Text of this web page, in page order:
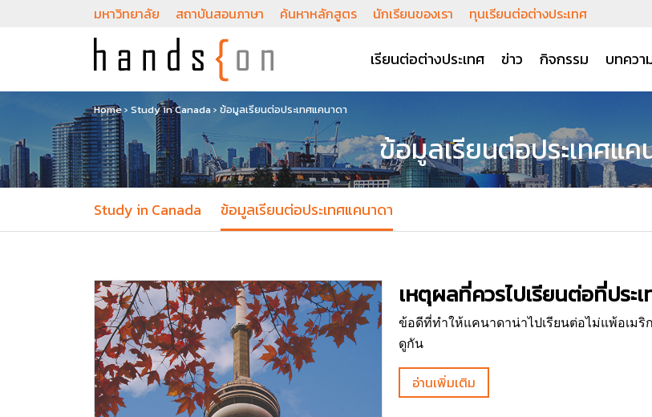
มหาวิทยาลัย สถาบันสอนภาษา ค้นหาหลักสูตร นักเรียนของเรา ทุนเรียนต่อต่างประเทศ
เรียนต่อต่างประเทศ ข่าว กิจกรรม บทควา
Home› Study in Canada› ข้อมูลเรียนต่อประเทศแคนาดา
ข้อมูลเรียนต่อประเทศแค
Study in Canada ข้อมูลเรียนต่อประเทศแคนาดา
เหตุผลที่ควรไปเรียนต่อที่ประ
ข้อดีที่ทำให้แคนาดาน่าไปเรียนต่อไม่แพ้อเมริ
ดูกัน
อ่านเพิ่มเติม